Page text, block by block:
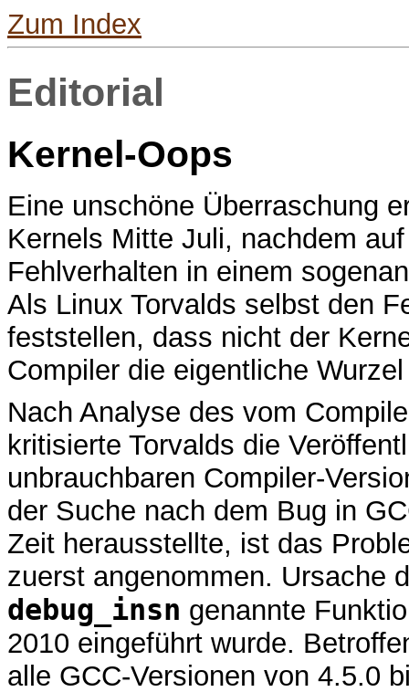
Zum Index
Editorial
Kernel-Oops
Eine unschöne Überraschung
Kernels Mitte Juli, nachdem
Fehlverhalten in einem
Als Linux Torvalds selbst den
feststellen, dass nicht der
Compiler die eigentliche
Nach Analyse des vom
kritisierte Torvalds die
unbrauchbaren Compiler-
der Suche nach dem Bug in
Zeit herausstellte, ist das
zuerst angenommen. Ursache
debug_insn genannte
2010 eingeführt wurde.
alle GCC-Versionen von 4.5.0